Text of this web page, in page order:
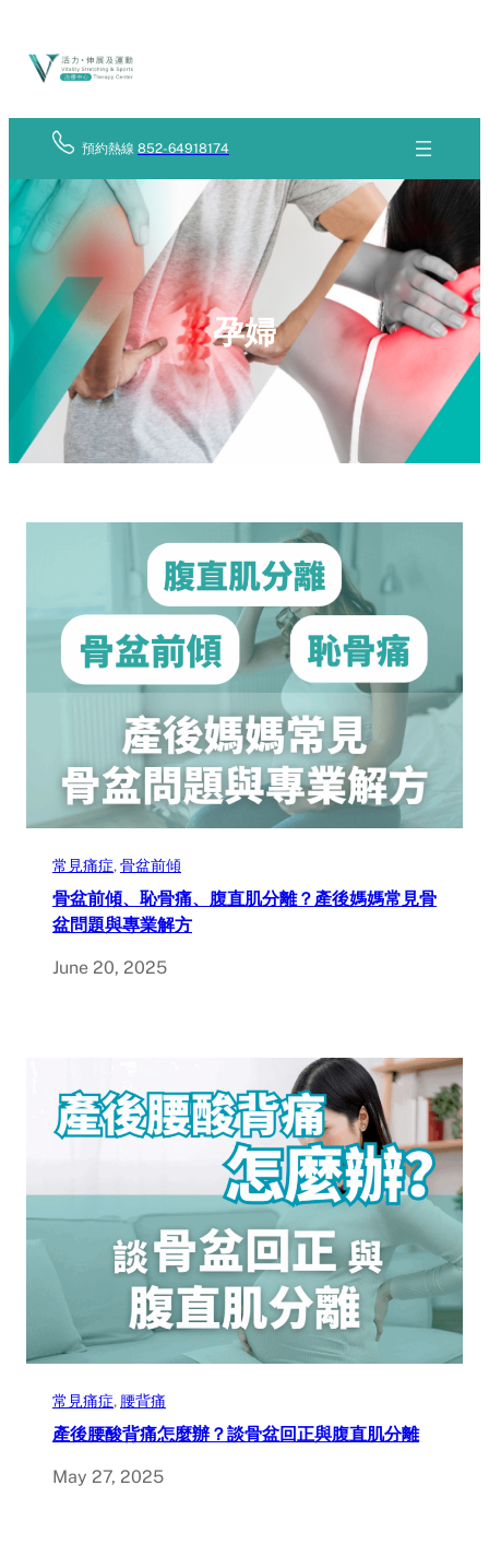
content
預約熱線852-64918174
孕婦
常見痛症, 骨盆前傾
骨盆前傾、恥骨痛、腹直肌分離？產後媽媽常見骨
盆問題與專業解方
June 20, 2025
常見痛症, 腰背痛
產後腰酸背痛怎麼辦？談骨盆回正與腹直肌分離
May 27, 2025